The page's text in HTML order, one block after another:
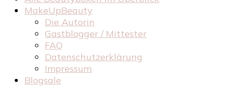
MakeUpBeauty
Die Autorin
Gastblogger / Mittester
FAQ
Datenschutzerklärung
Impressum
Blogsale